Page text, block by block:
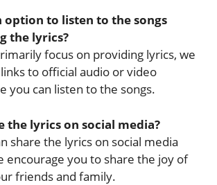
option to listen to the songs
the lyrics?
focus on providing lyrics, we
to official audio or video
you can listen to the songs.
the lyrics on social media?
share the lyrics on social media
encourage you to share the joy of
friends and family.